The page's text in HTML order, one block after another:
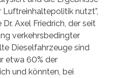
nutzt”,
Axel Friedrich, der seit
verkehrsbedingter
Dieselfahrzeuge sind
etwa 60% der
und könnten, bei